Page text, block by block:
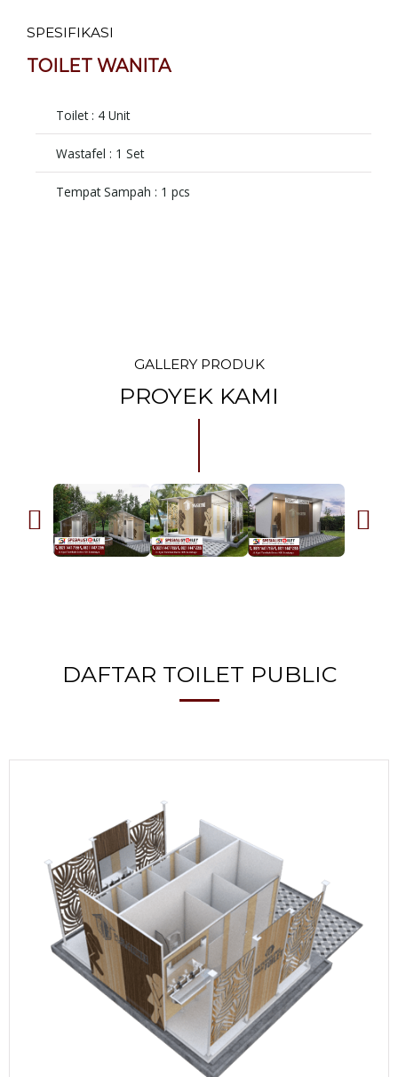
SPESIFIKASI
TOILET WANITA
Toilet : 4 Unit
Wastafel : 1 Set
Tempat Sampah : 1 pcs
GALLERY PRODUK
PROYEK KAMI
DAFTAR TOILET PUBLIC